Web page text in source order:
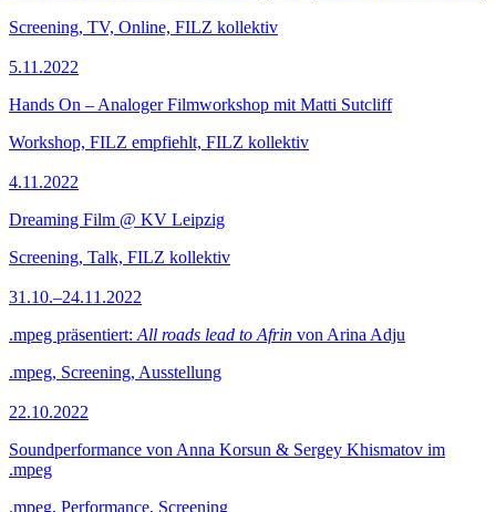
Screening, TV, Online, FILZ kollektiv
5.11.2022
Hands On – Analoger Filmworkshop mit Matti Sutcliff
Workshop, FILZ empfiehlt, FILZ kollektiv
4.11.2022
Dreaming Film @ KV Leipzig
Screening, Talk, FILZ kollektiv
31.10.–24.11.2022
.mpeg präsentiert: All roads lead to Afrin von Arina Adju
.mpeg, Screening, Ausstellung
22.10.2022
Soundperformance von Anna Korsun & Sergey Khismatov im
.mpeg
.mpeg, Performance, Screening